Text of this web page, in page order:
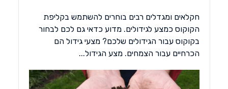
חקלאים ומגדלים רבים בוחרים להשתמש בקליפת
הקוקוס כמצע לגידולים. מדוע כדאי גם לכם לבחור
בקוקוס עבור הגידולים שלכם? מצעי גידול הם
הכרחיים עבור הצמחים. מצע הגידול...